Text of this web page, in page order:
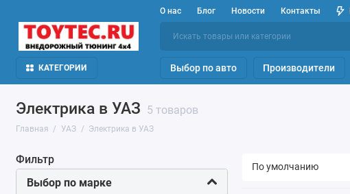
О нас Блог Новости Контакты
КАТЕГОРИИ Выбор по авто Производители
Электрика в УАЗ 5 товаров
Главная УАЗ Электрика в УАЗ
Фильтр
Выбор по марке